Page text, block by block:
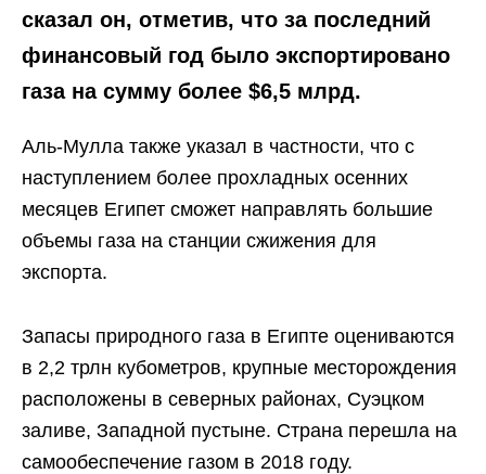
сказал он, отметив, что за последний
финансовый год было экспортировано
газа на сумму более $6,5 млрд.
Аль-Мулла также указал в частности, что с
наступлением более прохладных осенних
месяцев Египет сможет направлять большие
объемы газа на станции сжижения для
экспорта.
Запасы природного газа в Египте оцениваются
в 2,2 трлн кубометров, крупные месторождения
расположены в северных районах, Суэцком
заливе, Западной пустыне. Страна перешла на
самообеспечение газом в 2018 году.